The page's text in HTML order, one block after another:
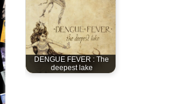
DENGUE FEVER : The
deepest lake